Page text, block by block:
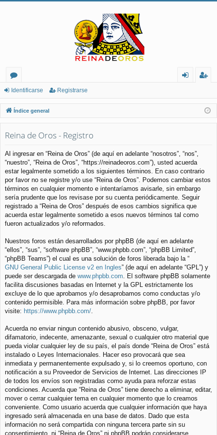
or
os
nt
ifi
rs
e
ist
ra
Identificarse Registrarse
Índice general
Reina de Oros - Registro
Al ingresar en “Reina de Oros” (de aquí en adelante “nosotros”, “nos”,
“nuestro”, “Reina de Oros”, “https://reinadeoros.com”), usted acuerda
estar legalmente sometido a los siguientes términos. En caso contrario
por favor no se registre y/o use “Reina de Oros”. Podemos cambiar estos
términos en cualquier momento e intentaríamos avisarle, sin embargo
sería prudente que los revisase por su cuenta periódicamente. Seguir
registrado a “Reina de Oros” después de esos cambios significa que
acuerda estar legalmente sometido a esos nuevos términos tal como
fueron actualizados y/o reformados.
Nuestros foros están desarrollados por phpBB (de aquí en adelante
“ellos”, “sus”, “software phpBB”, “www.phpbb.com”, “phpBB Limited”,
“phpBB Teams”) el cual es una solución de foros liberada bajo la “
GNU General Public License v2 en Ingles” (de aquí en adelante “GPL”) y
puede ser descargada de www.phpbb.com . El software phpBB solamente
facilita discusiones basadas en Internet y la GPL estrictamente los
excluye de lo que aprobamos y/o desaprobamos como conductas y/o
contenido permisible. Para más información sobre phpBB, por favor
visite: https://www.phpbb.com/
Acuerda no enviar ningun contenido abusivo, obsceno, vulgar,
difamatorio, indecente, amenazante, sexual o cualquier otro material que
pueda violar cualquier ley de su país, el país donde “Reina de Oros” está
instalado o Leyes Internacionales. Hacer eso provocará que sea
inmediata y permanentemente expulsado y, si lo creemos oportuno, con
notificación a su Proveedor de Servicios de Internet. Las direcciones IP
de todos los envíos son registradas como ayuda para reforzar estas
condiciones. Acuerda que “Reina de Oros” tiene derecho a eliminar, editar,
mover o cerrar cualquier tema en cualquier momento que lo creamos
conveniente. Como usuario acuerda que cualquier información que haya
ingresado será almacenada en una base de datos. Dado que esta
información no será compartida con ninguna tercera parte sin su
consentimiento, ni “Reina de Oros” ni phpBB podrán considerarse